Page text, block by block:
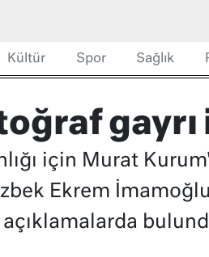
Kültür Spor Sağlık
için Murat
Ekrem